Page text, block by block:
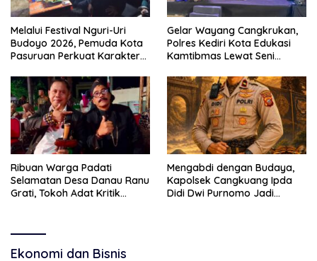
Melalui Festival Nguri-Uri
Budoyo 2026, Pemuda Kota
Pasuruan Perkuat Karakter
Narkoba
Gelar Wayang Cangkrukan,
Polres Kediri Kota Edukasi
Kamtibmas Lewat Seni
Ribuan Warga Padati
Selamatan Desa Danau Ranu
Grati, Tokoh Adat Kritik
Mengabdi dengan Budaya,
Kapolsek Cangkuang Ipda
Didi Dwi Purnomo Jadi
Ekonomi dan Bisnis